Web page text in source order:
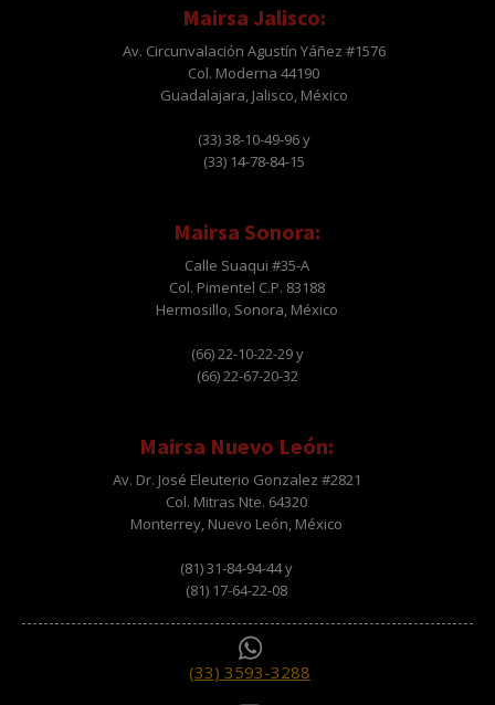
Mairsa Jalisco:
Av. Circunvalación Agustín Yáñez #1576
Col. Moderna 44190
Guadalajara, Jalisco, México
(33) 38-10-49-96 y
(33) 14-78-84-15
Mairsa Sonora:
Calle Suaqui #35-A
Col. Pimentel C.P. 83188
Hermosillo, Sonora, México
(66) 22-10-22-29 y
(66) 22-67-20-32
Mairsa Nuevo León:
Av. Dr. José Eleuterio Gonzalez #2821
Col. Mitras Nte. 64320
Monterrey, Nuevo León, México
(81) 31-84-94-44 y
(81) 17-64-22-08
(33) 3593-3288